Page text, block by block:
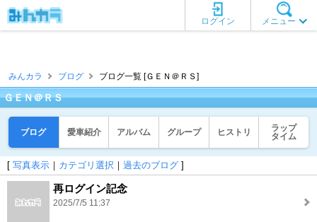
メニュー
ログイン
みんカラ ブログ ブログ一覧 [ＧＥＮ＠ＲＳ]
ＧＥＮ＠ＲＳ
ブログ 愛車紹介 アルバム グループ ヒストリ
ラップ
タイム
[ 写真表示 ｜ カテゴリ選択 ｜ 過去のブログ ]
再ログイン記念
2025/7/5 11:37